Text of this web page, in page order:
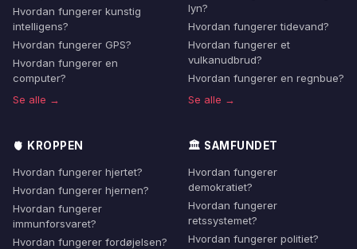
Hvordan fungerer kunstig
intelligens?
Hvordan fungerer GPS?
Hvordan fungerer en
computer?
Se alle →
lyn?
Hvordan fungerer tidevand?
Hvordan fungerer et
vulkanudbrud?
Hvordan fungerer en regnbue?
Se alle →
🫀 KROPPEN
Hvordan fungerer hjertet?
Hvordan fungerer hjernen?
Hvordan fungerer
immunforsvaret?
Hvordan fungerer fordøjelsen?
🏛️ SAMFUNDET
Hvordan fungerer
demokratiet?
Hvordan fungerer
retssystemet?
Hvordan fungerer politiet?